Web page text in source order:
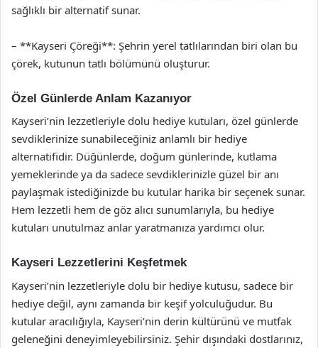
sağlıklı bir alternatif sunar.
– **Kayseri Çöreği**: Şehrin yerel tatlılarından biri olan bu
çörek, kutunun tatlı bölümünü oluşturur.
Özel Günlerde Anlam Kazanıyor
Kayseri’nin lezzetleriyle dolu hediye kutuları, özel günlerde
sevdiklerinize sunabileceğiniz anlamlı bir hediye
alternatifidir. Düğünlerde, doğum günlerinde, kutlama
yemeklerinde ya da sadece sevdiklerinizle güzel bir anı
paylaşmak istediğinizde bu kutular harika bir seçenek sunar.
Hem lezzetli hem de göz alıcı sunumlarıyla, bu hediye
kutuları unutulmaz anlar yaratmanıza yardımcı olur.
Kayseri Lezzetlerini Keşfetmek
Kayseri’nin lezzetleriyle dolu bir hediye kutusu, sadece bir
hediye değil, aynı zamanda bir keşif yolculuğudur. Bu
kutular aracılığıyla, Kayseri’nin derin kültürünü ve mutfak
geleneğini deneyimleyebilirsiniz. Şehir dışındaki dostlarınız,